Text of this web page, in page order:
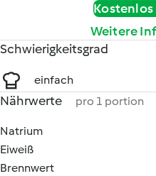
Weitere
Schwierigkeitsgrad
einfach
Nährwerte pro 1 portion
Natrium
Eiweiß
Brennwert